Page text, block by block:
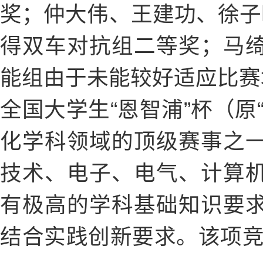
奖；仲大伟、王建功、徐
得双车对抗组二等奖；马
能组由于未能较好适应比
全国大学生“恩智浦”杯（
化学科领域的顶级赛事之
技术、电子、电气、计算
有极高的学科基础知识要
结合实践创新要求。该项